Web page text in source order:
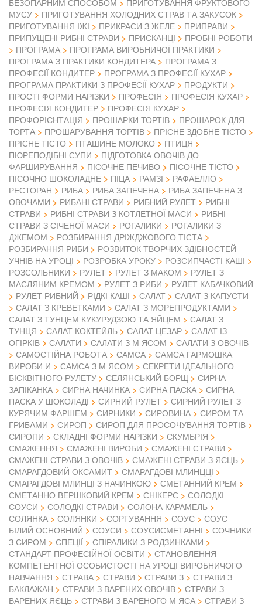
БЕЗОПАРНИМ СПОСОБОМ
ПРИГОТУВАННЯ ФРУКТОВОГО
МУСУ
ПРИГОТУВАННЯ ХОЛОДНИХ СТРАВ ТА ЗАКУСОК
ПРИГОТУВАННЯ ІЖІ
ПРИКРАСИ З ЖЕЛЕ
ПРИПРАВИ
ПРИПУЩЕНІ РИБНІ СТРАВИ
ПРИСКАНЦІ
ПРОБНІ РОБОТИ
ПРОГРАМА
ПРОГРАМА ВИРОБНИЧОЇ ПРАКТИКИ
ПРОГРАМА З ПРАКТИКИ КОНДИТЕРА
ПРОГРАМА З
ПРОФЕСІЇ КОНДИТЕР
ПРОГРАМА З ПРОФЕСІЇ КУХАР
ПРОГРАМА ПРАКТИКИ З ПРОФЕСІЇ КУХАР
ПРОДУКТИ
ПРОСТІ ФОРМИ НАРІЗКИ
ПРОФЕСІЯ
ПРОФЕСІЯ КУХАР
ПРОФЕСІЯ КОНДИТЕР
ПРОФЕСІЯ КУХАР
ПРОФОРІЄНТАЦІЯ
ПРОШАРКИ ТОРТІВ
ПРОШАРОК ДЛЯ
ТОРТА
ПРОШАРУВАННЯ ТОРТІВ
ПРІСНЕ ЗДОБНЕ ТІСТО
ПРІСНЕ ТІСТО
ПТАШИНЕ МОЛОКО
ПТИЦЯ
ПЮРЕПОДІБНІ СУПИ
ПІДГОТОВКА ОВОЧІВ ДО
ФАРШИРУВАННЯ
ПІСОЧНЕ ПЕЧИВО
ПІСОЧНЕ ТІСТО
ПІСОЧНО ШОКОЛАДНЕ
ПІЦА РАМЗІ
РАФАЕЛЛО
РЕСТОРАН
РИБА РИБА ЗАПЕЧЕНА
РИБА ЗАПЕЧЕНА З
ОВОЧАМИ
РИБАНІ СТРАВИ РИБНИЙ РУЛЕТ
РИБНІ
СТРАВИ
РИБНІ СТРАВИ З КОТЛЕТНОЇ МАСИ
РИБНІ
СТРАВИ З СІЧЕНОЇ МАСИ
РОГАЛИКИ
РОГАЛИКИ З
ДЖЕМОМ
РОЗБИРАННЯ ДРІЖДЖОВОГО ТІСТА
РОЗБИРАННЯ РИБИ
РОЗВИТОК ТВОРЧИХ ЗДІБНОСТЕЙ
УЧНІВ НА УРОЦІ
РОЗРОБКА УРОКУ
РОЗСИПЧАСТІ КАШІ
РОЗСОЛЬНИКИ
РУЛЕТ РУЛЕТ З МАКОМ
РУЛЕТ З
МАСЛЯНИМ КРЕМОМ
РУЛЕТ З РИБИ
РУЛЕТ КАБАЧКОВИЙ
РУЛЕТ РИБНИЙ
РІДКІ КАШІ САЛАТ
САЛАТ З КАПУСТИ
САЛАТ З КРЕВЕТКАМИ
САЛАТ З МОРЕПРОДУКТАМИ
САЛАТ З ТУНЦЕМ КУКУРУДЗОЮ ТА ЯЙЦЕМ
САЛАТ З
ТУНЦЯ
САЛАТ КОКТЕЙЛЬ САЛАТ ЦЕЗАР
САЛАТ ІЗ
ОГІРКІВ
САЛАТИ САЛАТИ З М ЯСОМ
САЛАТИ З ОВОЧІВ
САМОСТІЙНА РОБОТА
САМСА
САМСА ГАРМОШКА
ВИРОБИ И
САМСА З М ЯСОМ
СЕКРЕТИ ІДЕАЛЬНОГО
БІСКВІТНОГО РУЛЕТУ
СЕЛЯНСЬКИЙ БОРЩ
СИРНА
ЗАПІКАНКА
СИРНА НАЧИНКА СИРНА ПАСКА
СИРНА
ПАСКА У ШОКОЛАДІ
СИРНИЙ РУЛЕТ
СИРНИЙ РУЛЕТ З
КУРЯЧИМ ФАРШЕМ
СИРНИКИ СИРОВИНА
СИРОМ ТА
ГРИБАМИ
СИРОП
СИРОП ДЛЯ ПРОСОЧУВАННЯ ТОРТІВ
СИРОПИ
СКЛАДНІ ФОРМИ НАРІЗКИ
СКУМБРІЯ
СМАЖЕННЯ
СМАЖЕНІ ВИРОБИ
СМАЖЕНІ СТРАВИ
СМАЖЕНІ СТРАВИ З ОВОЧІВ
СМАЖЕНІ СТРАВИ З ЯЄЦЬ
СМАРАГДОВИЙ ОКСАМИТ
СМАРАГДОВІ МЛИНЦЦІ
СМАРАГДОВІ МЛИНЦІ З НАЧИНКОЮ
СМЕТАННИЙ КРЕМ
СМЕТАННО ВЕРШКОВИЙ КРЕМ
СНІКЕРС
СОЛОДКІ
СОУСИ
СОЛОДКІ СТРАВИ
СОЛОНА КАРАМЕЛЬ
СОЛЯНКА
СОЛЯНКИ СОРТУВАННЯ СОУС
СОУС
БІЛИЙ ОСНОВНИЙ
СОУСИ СОУСИСМЕТАННІ
СОЧНИКИ
З СИРОМ
СПЕЦІЇ
СПІРАЛИКИ З РОДЗИНКАМИ
СТАНДАРТ ПРОФЕСІЙНОЇ ОСВІТИ
СТАНОВЛЕННЯ
КОМПЕТЕНТНОЇ ОСОБИСТОСТІ НА УРОЦІ ВИРОБНИЧОГО
НАВЧАННЯ
СТРАВА СТРАВИ СТРАВИ З
СТРАВИ З
БАКЛАЖАН
СТРАВИ З ВАРЕНИХ ОВОЧІВ
СТРАВИ З
ВАРЕНИХ ЯЄЦЬ
СТРАВИ З ВАРЕНОГО М ЯСА
СТРАВИ З